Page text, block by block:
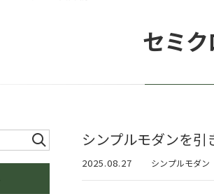
セミ
シンプルモダンを
2025.08.27 シンプルモダン